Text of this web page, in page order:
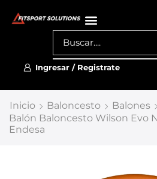
Ingresar / Registrate
Inicio Baloncesto
Balones
Balón Baloncesto Wilson Evo
Endesa